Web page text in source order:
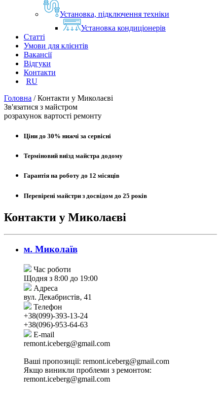
Установка, підключення техніки
Установка кондиціонерів
Статті
Умови для клієнтів
Вакансії
Відгуки
Контакти
RU
Головна /Контакти у Миколаєві
Зв'язатися з майстром
розрахунок вартості ремонту
Ціни до 30% нижчі за сервісні
Терміновий виїзд майстра додому
Гарантія на роботу до 12 місяців
Перевірені майстри з досвідом до 25 років
Контакти у Миколаєві
м. Миколаїв
Час роботи
Щодня з 8:00 до 19:00
Адреса
вул. Декабристів, 41
Телефон
+38(099)-393-13-24
+38(096)-953-64-63
E-mail
remont.iceberg@gmail.com
Ваші пропозиції: remont.iceberg@gmail.com
Якщо виникли проблеми з ремонтом:
remont.iceberg@gmail.com